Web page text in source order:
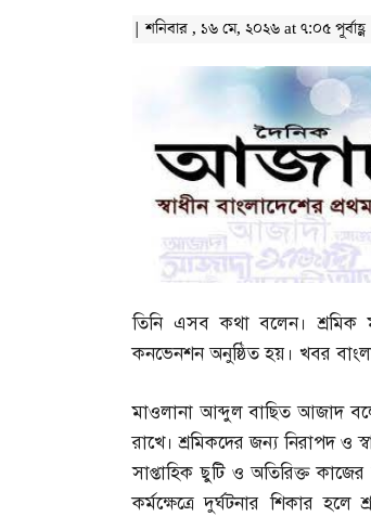
| শনিবার , ১৬ মে, ২০২৬ at ৭:০৫ পূর্বাহ্ণ
তিনি এসব কথা বলেন। শ্রমিক
কনভেনশন অনুষ্ঠিত হয়। খবর
মাওলানা আব্দুল বাছিত আজাদ
রাখে। শ্রমিকদের জন্য নিরাপদ ও
সাপ্তাহিক ছুটি ও অতিরিক্ত
কর্মক্ষেত্রে দুর্ঘটনার শিকার হলে